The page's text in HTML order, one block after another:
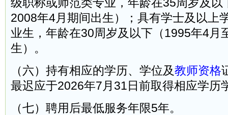
级职称或师范类专业，年龄在35周岁及以
2008年4月期间出生）；具有学士及以上
业生，年龄在30周岁及以下（1995年4月
生）。
（六）持有相应的学历、学位及教师资格
最迟应于2026年7月31日前取得相应学历
（七）聘用后最低服务年限5年。